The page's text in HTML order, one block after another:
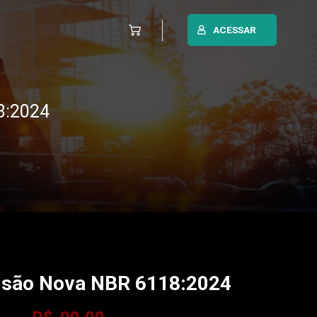
ACESSAR
Nova NBR 6118:2024